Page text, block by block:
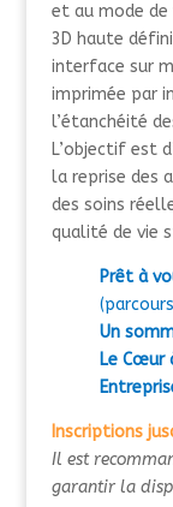
et au mode de
3D haute
interface sur
imprimée par
l’étanchéité
L’objectif est
la reprise des
des soins
qualité de vie
Prêt à
Un
Le Cœur
Inscriptions
Il est
garantir la